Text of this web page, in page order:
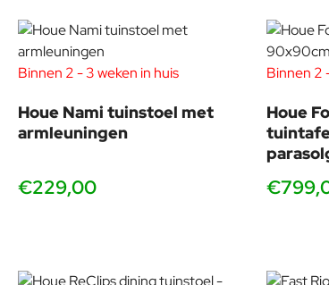
Binnen 2 - 3 weken in huis
Houe Nami tuinstoel met
armleuningen
€229,00
Binnen 2
Houe